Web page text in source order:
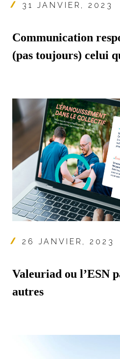
31 JANVIER, 2023
Communication
(pas toujours) celui
26 JANVIER, 2023
Valeuriad ou l’ESN
autres